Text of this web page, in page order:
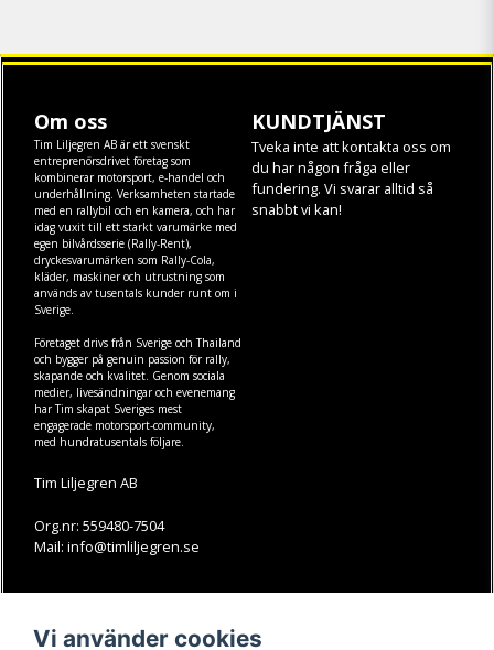
Om oss
Tim Liljegren AB är ett svenskt
entreprenörsdrivet företag som
kombinerar motorsport, e-handel och
underhållning. Verksamheten startade
med en rallybil och en kamera, och har
idag vuxit till ett starkt varumärke med
egen bilvårdsserie (Rally-Rent),
dryckesvarumärken som Rally-Cola,
kläder, maskineroch utrustning som
används av tusentals kunder runt om i
Sverige.
Företaget drivs från Sverige och Thailand
och bygger på genuin passion för rally,
skapande och kvalitet. Genom sociala
medier, livesändningar och evenemang
har Tim skapat Sveriges mest
engagerade motorsport-community,
med hundratusentals följare.
Tim Liljegren AB
Org.nr: 559480-7504
Mail: info@timliljegren.se
KUNDTJÄNST
Tveka inte att kontakta oss om
du har någon fråga eller
fundering. Vi svarar alltid så
snabbt vi kan!
Vi använder cookies